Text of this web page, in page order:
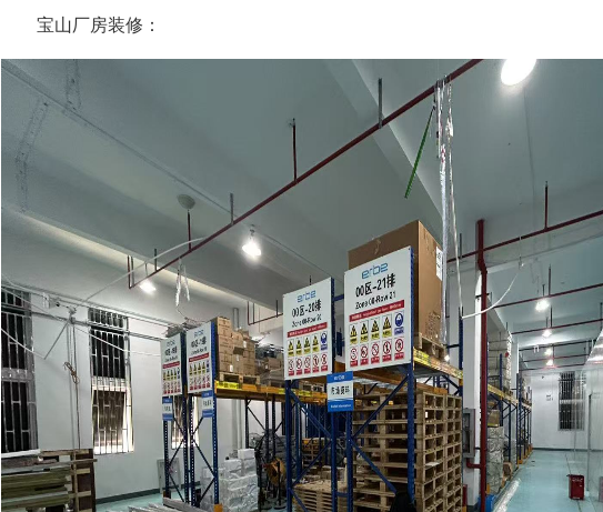
宝山厂房装修：